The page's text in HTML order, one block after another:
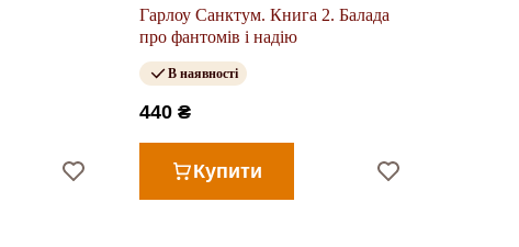
Гарлоу Санктум. Книга 2. Балада
про фантомів і надію
В наявності
440 ₴
Купити